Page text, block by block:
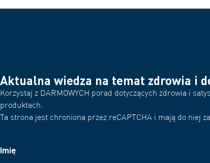
Aktualna wiedza na temat zdrowia i
Korzystaj z DARMOWYCH porad dotyczących zdrowia i
produktach.
Ta strona jest chroniona przez reCAPTCHA i mają do niej
Imię